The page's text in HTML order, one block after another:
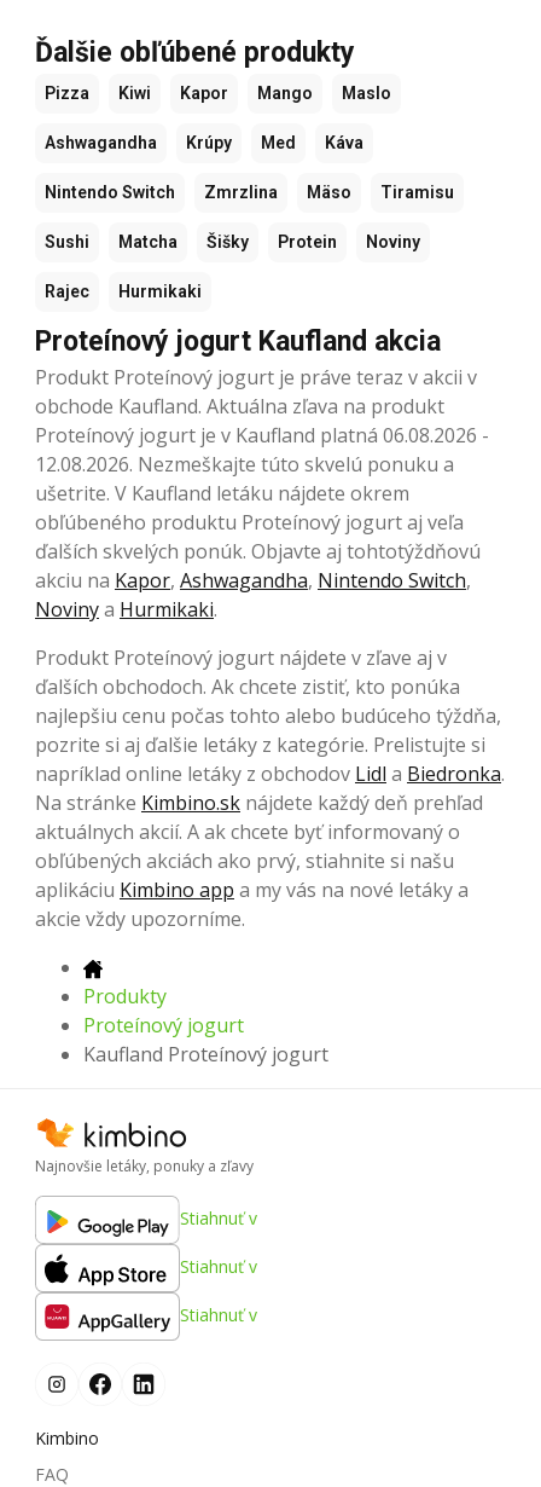
Ďalšie obľúbené produkty
Pizza Kiwi Kapor Mango Maslo
Ashwagandha Krúpy Med Káva
Nintendo Switch Zmrzlina Mäso Tiramisu
Sushi Matcha Šišky Protein Noviny
Rajec Hurmikaki
Proteínový jogurt Kaufland akcia
Produkt Proteínový jogurt je práve teraz v akcii v
obchode Kaufland. Aktuálna zľava na produkt
Proteínový jogurt je v Kaufland platná 06.08.2026 -
12.08.2026. Nezmeškajte túto skvelú ponuku a
ušetrite. V Kaufland letáku nájdete okrem
obľúbeného produktu Proteínový jogurt aj veľa
ďalších skvelých ponúk. Objavte aj tohtotýždňovú
akciu na Kapor, Ashwagandha, Nintendo Switch,
Novinya Hurmikaki.
Produkt Proteínový jogurt nájdete v zľave aj v
ďalších obchodoch. Ak chcete zistiť, kto ponúka
najlepšiu cenu počas tohto alebo budúceho týždňa,
pozrite si aj ďalšie letáky z kategórie. Prelistujte si
napríklad online letáky z obchodov Lidl a Biedronka.
Na stránke Kimbino.sk nájdete každý deň prehľad
aktuálnych akcií. A ak chcete byť informovaný o
obľúbených akciách ako prvý, stiahnite si našu
aplikáciu Kimbino app a my vás na nové letáky a
akcie vždy upozorníme.
Produkty
Proteínový jogurt
Kaufland Proteínový jogurt
Najnovšie letáky, ponuky a zľavy
Stiahnuť v
Stiahnuť v
Stiahnuť v
Kimbino
FAQ